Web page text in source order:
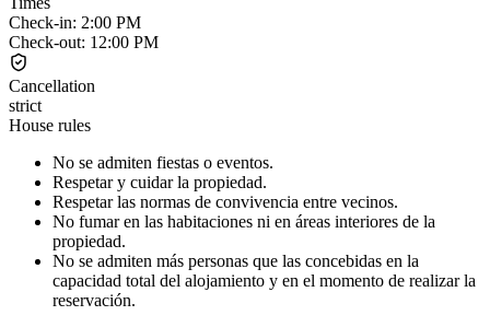
Check-in: 2:00 PM
Check-out: 12:00 PM
Cancellation
strict
House rules
No se admiten fiestas o eventos.
Respetar y cuidar la propiedad.
Respetar las normas de convivencia entre vecinos.
No fumar en las habitaciones ni en áreas interiores de la
propiedad.
No se admiten más personas que las concebidas en la
capacidad total del alojamiento y en el momento de realizar la
reservación.